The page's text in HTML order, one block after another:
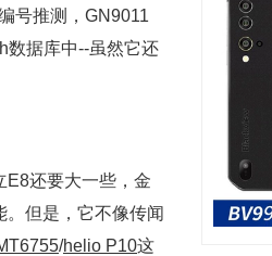
号推测，GN9011
数据库中--虽然它还
E8还要大一些，金
但是，它不像传闻
/helio P10这